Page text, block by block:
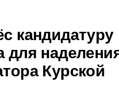
кандидатуру
Курской